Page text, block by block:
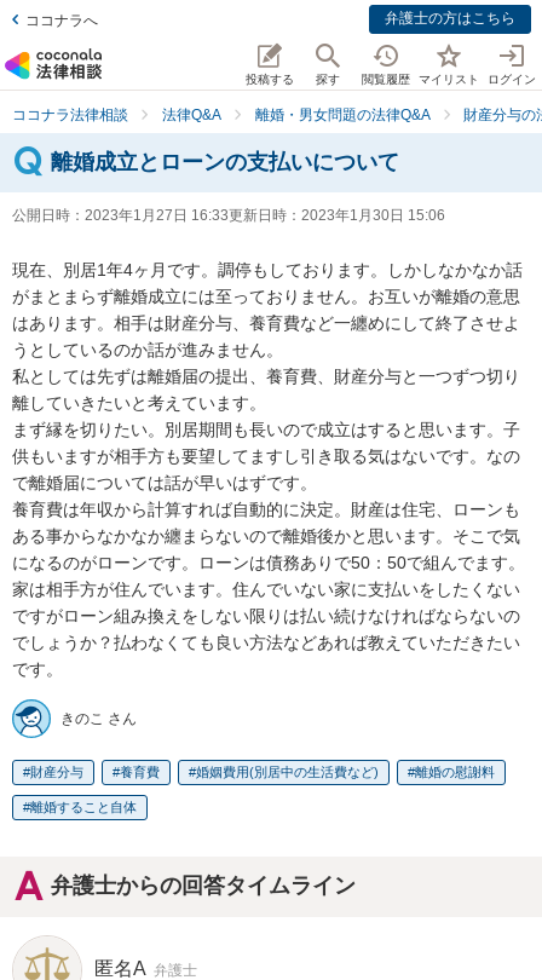
ココナラへ 弁護士の方はこちら
投稿する 探す 閲覧履歴 マイリスト ログイン
ココナラ法律相談 法律Q&A 離婚・男女問題の法律Q&A 財産分与の
離婚成立とローンの支払いについて
公開日時： 2023年1月27日 16:33更新日時： 2023年1月30日 15:06
現在、別居1年4ヶ月です。調停もしております。しかしなかなか話
がまとまらず離婚成立には至っておりません。お互いが離婚の意思
はあります。相手は財産分与、養育費など一纏めにして終了させよ
うとしているのか話が進みません。
私としては先ずは離婚届の提出、養育費、財産分与と一つずつ切り
離していきたいと考えています。
まず縁を切りたい。別居期間も長いので成立はすると思います。子
供もいますが相手方も要望してますし引き取る気はないです。なの
で離婚届については話が早いはずです。
養育費は年収から計算すれば自動的に決定。財産は住宅、ローンも
ある事からなかなか纏まらないので離婚後かと思います。そこで気
になるのがローンです。ローンは債務ありで50：50で組んでます。
家は相手方が住んでいます。住んでいない家に支払いをしたくない
ですがローン組み換えをしない限りは払い続けなければならないの
でしょうか？払わなくても良い方法などあれば教えていただきたい
です。
きのこ さん
財産分与 養育費 婚姻費用(別居中の生活費など) 離婚の慰謝料
離婚すること自体
弁護士からの回答タイムライン
匿名A 弁護士